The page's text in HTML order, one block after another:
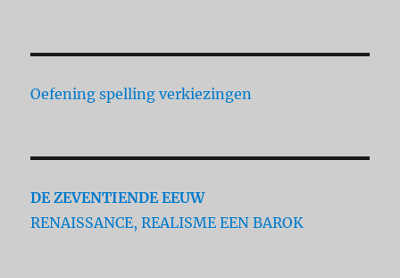
Oefening spelling verkiezingen
DE ZEVENTIENDE EEUW
RENAISSANCE, REALISME EEN BAROK